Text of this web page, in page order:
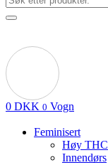
0 DKK 0 Vogn
Feminisert
Høy THC
Innendørs